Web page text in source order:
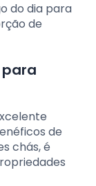
do dia para
de
para
de
chás, é